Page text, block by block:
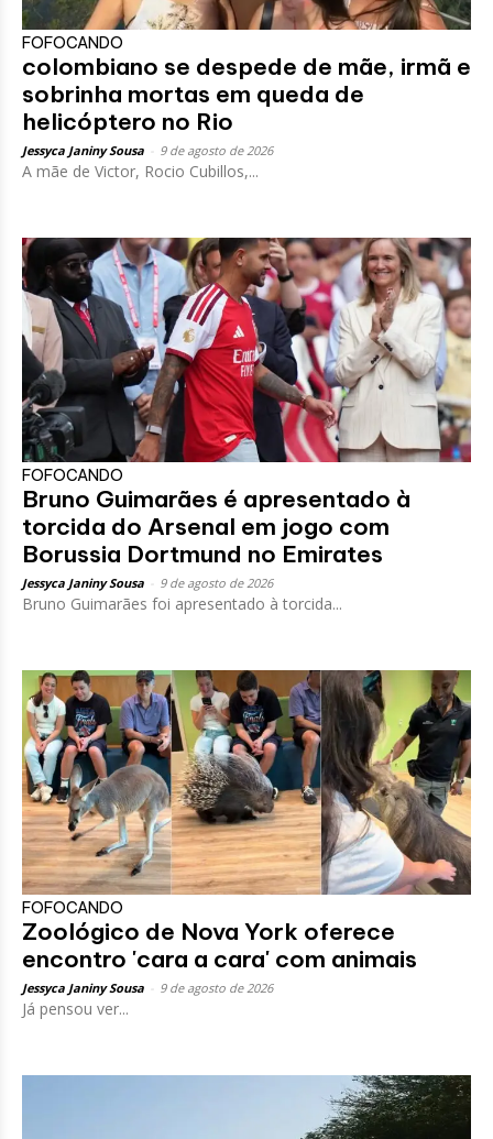
FOFOCANDO
colombiano se despede de mãe, irmã e
sobrinha mortas em queda de
helicóptero no Rio
Jessyca Janiny Sousa 9 de agosto de 2026
A mãe de Victor, Rocio Cubillos,...
FOFOCANDO
Bruno Guimarães é apresentado à
torcida do Arsenal em jogo com
Borussia Dortmund no Emirates
Jessyca Janiny Sousa 9 de agosto de 2026
Bruno Guimarães foi apresentado à torcida...
FOFOCANDO
Zoológico de Nova York oferece
encontro 'cara a cara' com animais
Jessyca Janiny Sousa 9 de agosto de 2026
Já pensou ver...